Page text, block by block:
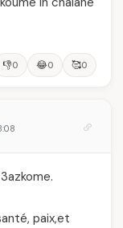
👎0 😂0 🥰0
paix,et